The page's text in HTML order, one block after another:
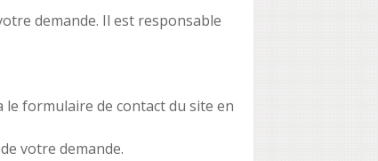
demande. Il est responsable
formulaire de contact du site en
votre demande.